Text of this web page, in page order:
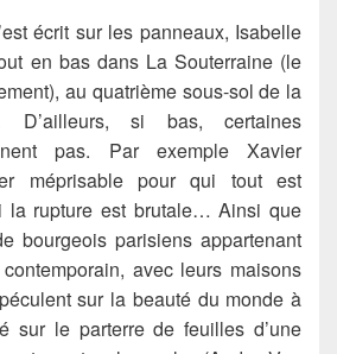
écrit sur les panneaux, Isabelle
en bas dans La Souterraine (le
au quatrième sous-sol de la
D’ailleurs, si bas, certaines
pas. Par exemple Xavier
méprisable pour qui tout est
la rupture est brutale… Ainsi que
bourgeois parisiens appartenant
avec leurs maisons
sur la beauté du monde à
sur le parterre de feuilles d’une